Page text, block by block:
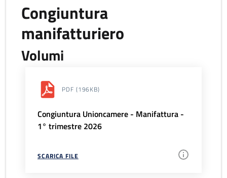
Congiuntura
manifatturiero
Volumi
PDF (196KB)
Congiuntura Unioncamere - Manifattura -
1° trimestre 2026
SCARICA FILE